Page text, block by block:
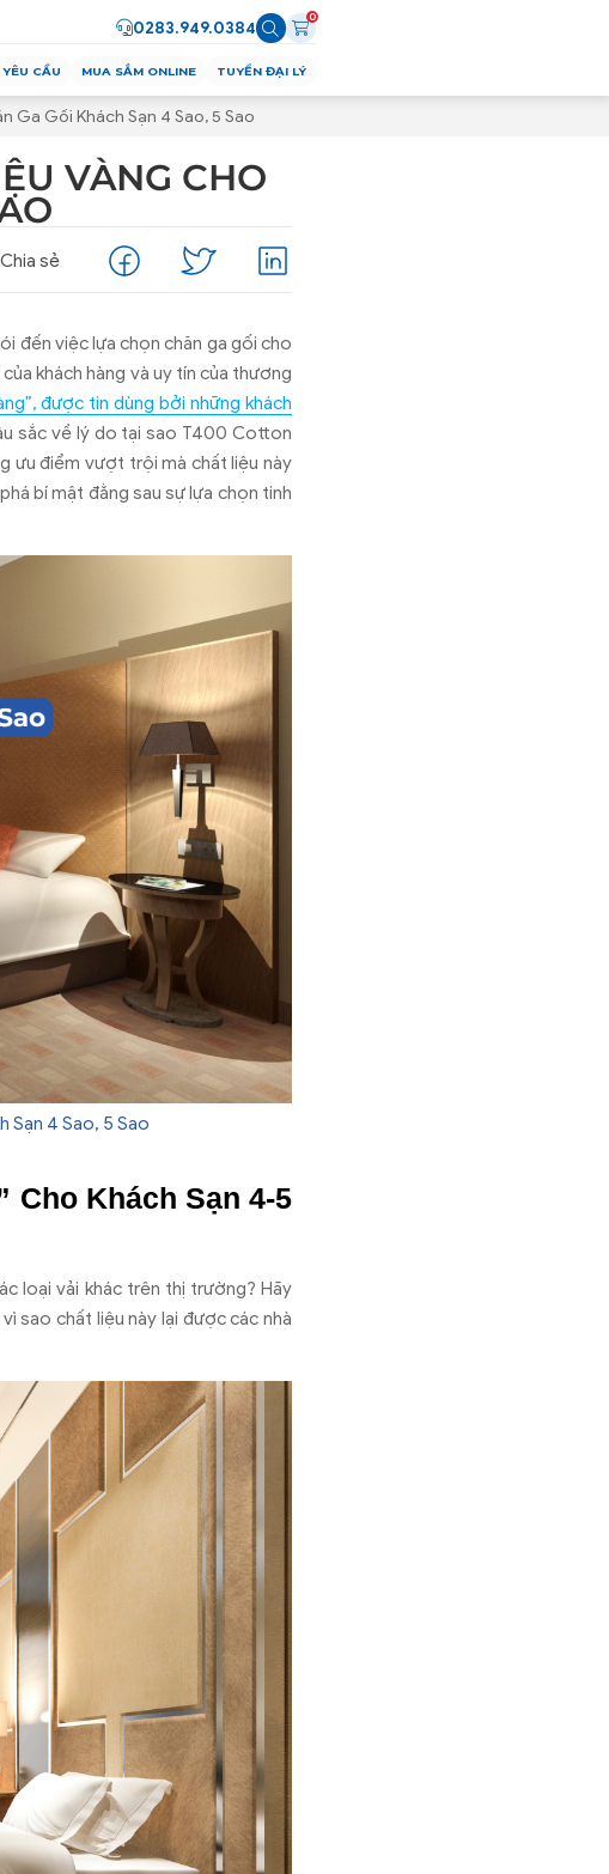
0283.949.0384
0
CẦU MUA SẮM ONLINE TUYỂN ĐẠI LÝ
Ga Gối Khách Sạn 4 Sao, 5 Sao
VÀNG CHO
Chia sẻ
đến việc lựa chọn chăn ga gối cho
khách hàng và uy tín của thương
được tin dùng bởi những khách
sắc về lý do tại sao T400 Cotton
ưu điểm vượt trội mà chất liệu này
bí mật đằng sau sự lựa chọn tinh
Sạn 4 Sao, 5 Sao
Cho Khách Sạn 4-5
loại vải khác trên thị trường? Hãy
sao chất liệu này lại được các nhà